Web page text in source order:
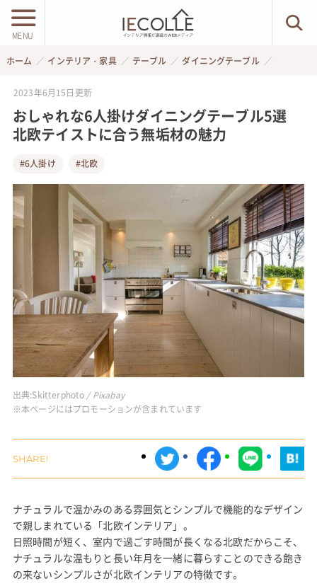
MENU
ホーム インテリア・家具 テーブル ダイニングテーブル
2023年6月15日 更新
おしゃれな6人掛けダイニングテーブル5選
北欧テイストに合う無垢材の魅力
#6人掛け #北欧
出典:Skitterphoto / Pixabay
※本ページにはプロモーションが含まれています
ナチュラルで温かみのある雰囲気とシンプルで機能的なデザイン
で親しまれている「北欧インテリア」。
日照時間が短く、室内で過ごす時間が長くなる北欧だからこそ、
ナチュラルな温もりと長い年月を一緒に暮らすことのできる飽き
の来ないシンプルさが北欧インテリアの特徴です。